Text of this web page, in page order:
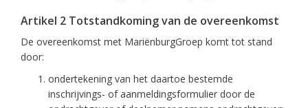
Artikel 2 Totstandkoming van de overeenkomst
De overeenkomst met MariënburgGroep komt tot stand
door:
ondertekening van het daartoe bestemde
inschrijvings- of aanmeldingsformulier door de